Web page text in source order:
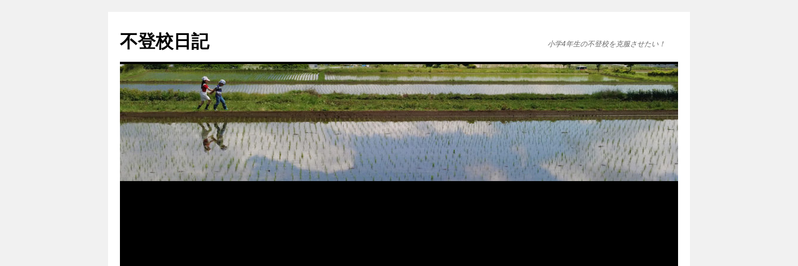
テ
へ
ス
キ
ッ
プ
不登校日記 小学4年生の不登校を克服させたい！